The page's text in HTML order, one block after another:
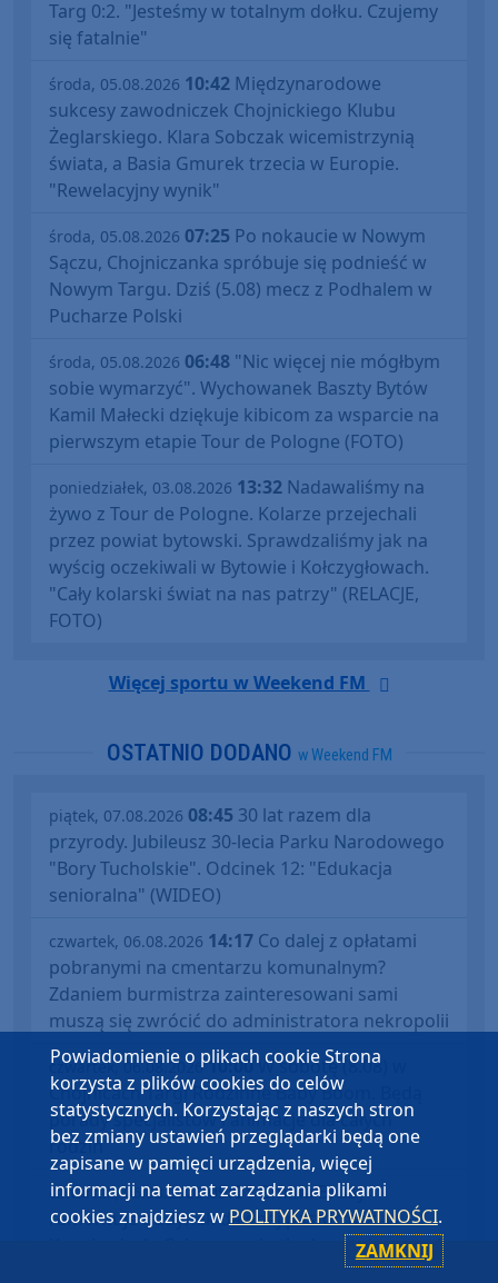
Targ 0:2. "Jesteśmy w totalnym dołku. Czujemy
się fatalnie"
środa, 05.08.2026 10:42 Międzynarodowe
sukcesy zawodniczek Chojnickiego Klubu
Żeglarskiego. Klara Sobczak wicemistrzynią
świata, a Basia Gmurek trzecia w Europie.
"Rewelacyjny wynik"
środa, 05.08.2026 07:25 Po nokaucie w Nowym
Sączu, Chojniczanka spróbuje się podnieść w
Nowym Targu. Dziś (5.08) mecz z Podhalem w
Pucharze Polski
środa, 05.08.2026 06:48 "Nic więcej nie mógłbym
sobie wymarzyć". Wychowanek Baszty Bytów
Kamil Małecki dziękuje kibicom za wsparcie na
pierwszym etapie Tour de Pologne (FOTO)
poniedziałek, 03.08.2026 13:32 Nadawaliśmy na
żywo z Tour de Pologne. Kolarze przejechali
przez powiat bytowski. Sprawdzaliśmy jak na
wyścig oczekiwali w Bytowie i Kołczygłowach.
"Cały kolarski świat na nas patrzy" (RELACJE,
FOTO)
Więcej sportu w Weekend FM
OSTATNIO DODANO w Weekend FM
piątek, 07.08.2026 08:45 30 lat razem dla
przyrody. Jubileusz 30-lecia Parku Narodowego
"Bory Tucholskie". Odcinek 12: "Edukacja
senioralna" (WIDEO)
czwartek, 06.08.2026 14:17 Co dalej z opłatami
pobranymi na cmentarzu komunalnym?
Zdaniem burmistrza zainteresowani sami
muszą się zwrócić do administratora nekropolii
czwartek, 06.08.2026 10:00W sobotę (8.08) w
Chojnicach Targi Rodzinne Baby Boom. Będą
porady specjalistów i animacje dla całych
rodzin
czwartek, 06.08.2026 09:01Gmina Brusy
remontuje budynek dawnej pastorówki w
Kosobudach. Odnowa zabytku kosztuje ponad
Powiadomienie o plikach cookie Strona
korzysta z plików cookies do celów
statystycznych. Korzystając z naszych stron
bez zmiany ustawień przeglądarki będą one
zapisane w pamięci urządzenia, więcej
informacji na temat zarządzania plikami
cookies znajdziesz w POLITYKA PRYWATNOŚCI.
ZAMKNIJ